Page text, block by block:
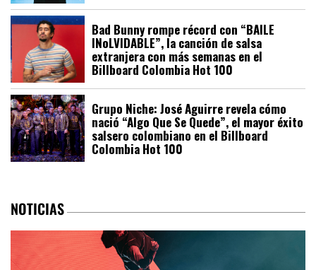
Bad Bunny rompe récord con “BAILE
INoLVIDABLE”, la canción de salsa
extranjera con más semanas en el
Billboard Colombia Hot 100
Grupo Niche: José Aguirre revela cómo
nació “Algo Que Se Quede”, el mayor éxito
salsero colombiano en el Billboard
Colombia Hot 100
NOTICIAS